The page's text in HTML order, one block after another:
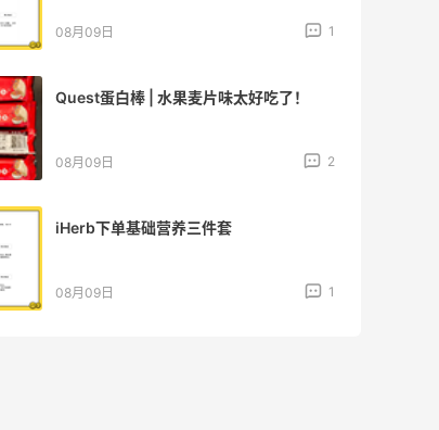
08月09日 1
Quest蛋白棒 | 水果麦片味太好吃了！
08月09日 2
iHerb下单基础营养三件套
08月09日 1